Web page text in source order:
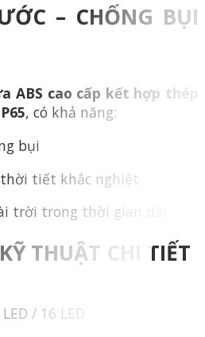
– CHỐNG BỤI
ABS cao cấp kết hợp thép
, có khả năng:
bụi
tiết khắc nghiệt
trời trong thời gian dài
THUẬT CHI TIẾT
/ 16 LED